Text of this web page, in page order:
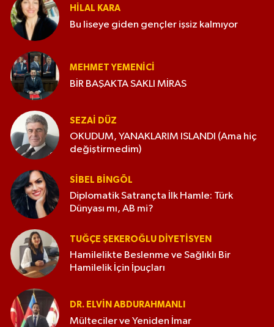
HILAL KARA
Bu liseye giden gençler işsiz kalmıyor
MEHMET YEMENICI
BİR BAŞAKTA SAKLI MİRAS
SEZAI DÜZ
OKUDUM, YANAKLARIM ISLANDI (Ama hiç
değiştirmedim)
SIBEL BINGÖL
Diplomatik Satrançta İlk Hamle: Türk
Dünyası mı, AB mi?
TUĞÇE ŞEKEROĞLU DIYETISYEN
Hamilelikte Beslenme ve Sağlıklı Bir
Hamilelik İçin İpuçları
DR. ELVIN ABDURAHMANLI
Mülteciler ve Yeniden İmar